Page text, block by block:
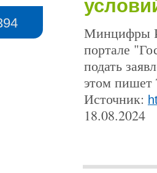
Минцифры
портале
подать
этом пишет
Источник:
18.08.2024